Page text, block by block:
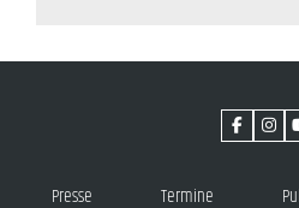
Presse Termine